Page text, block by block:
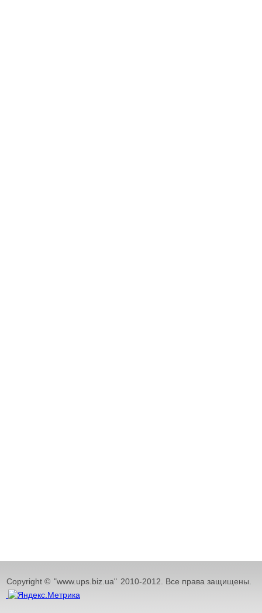
Copyright © "www.ups.biz.ua" 2010-2012. Все права защищены.